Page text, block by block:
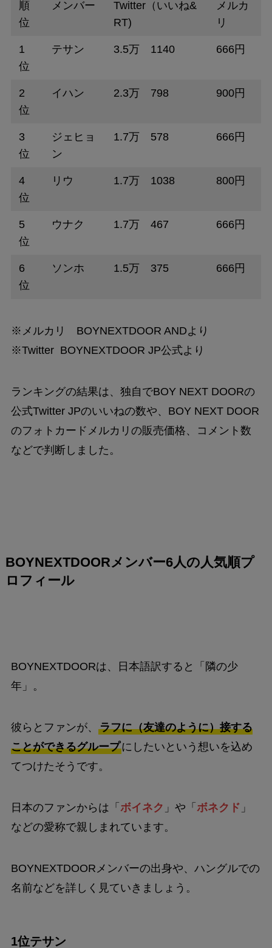
順
位
メンバー
Twitter（いいね&
RT)
メルカ
リ
1
位
テサン 3.5万 1140 666円
2
位
イハン 2.3万 798 900円
3
位
ジェヒョ
ン
1.7万 578 666円
4
位
リウ 1.7万 1038 800円
5
位
ウナク 1.7万 467 666円
6
位
ソンホ 1.5万 375 666円
※メルカリ BOYNEXTDOOR ANDより
※Twitter BOYNEXTDOOR JP公式より
ランキングの結果は、独自でBOY NEXT DOORの
公式Twitter JPのいいねの数や、BOY NEXT DOOR
のフォトカードメルカリの販売価格、コメント数
などで判断しました。
BOYNEXTDOORメンバー6人の人気順プ
ロフィール
BOYNEXTDOORは、日本語訳すると「隣の少
年」。
彼らとファンが、 ラフに（友達のように）接する
ことができるグループにしたいという想いを込め
てつけたそうです。
日本のファンからは「 ボイネク 」や「 ボネクド 」
などの愛称で親しまれています。
BOYNEXTDOORメンバーの出身や、ハングルでの
名前などを詳しく見ていきましょう。
1位テサン